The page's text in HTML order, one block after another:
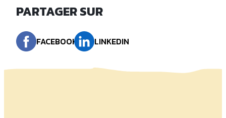
PARTAGER SUR
FACEBOOK LINKEDIN